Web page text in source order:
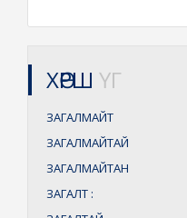
ХӨРШ ҮГ
ЗАГАЛМАЙТ
ЗАГАЛМАЙТАЙ
ЗАГАЛМАЙТАН
ЗАГАЛТ :